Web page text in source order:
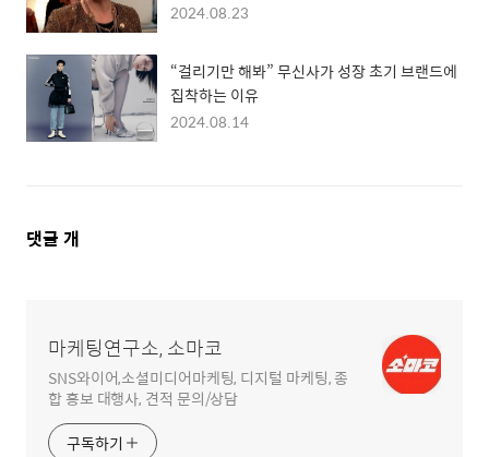
2024.08.23
“걸리기만 해봐” 무신사가 성장 초기 브랜드에
집착하는 이유
2024.08.14
댓
댓글 개
마케팅연구소, 소마코
SNS와이어,소셜미디어마케팅, 디지털 마케팅, 종
합 홍보 대행사, 견적 문의/상담
구독하기